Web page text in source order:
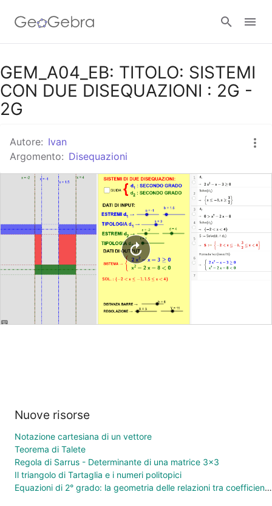
Google Classroom
Accedi
GEM_A04_EB: TITOLO: SISTEMI
CON DUE DISEQUAZIONI : 2G -
2G
Autore: Ivan
Argomento: Disequazioni
Nuove risorse
Notazione cartesiana di un vettore
Teorema di Talete
Regola di Sarrus - Determinante di una matrice 3×3
Il triangolo di Tartaglia e i numeri politopici
Equazioni di 2° grado: la geometria delle relazioni tra coefficienti e soluzioni